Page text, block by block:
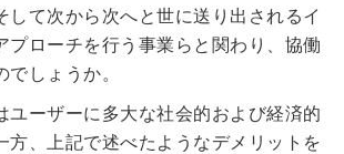
して次から次へと世に送り出されるイ
プローチを行う事業らと関わり、協働
しょうか。
ユーザーに多大な社会的および経済的
方、上記で述べたようなデメリットを